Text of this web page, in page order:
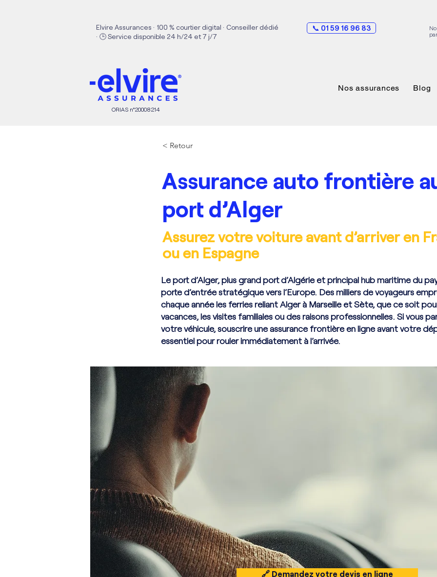
Elvire Assurances · 100 % courtier digital · Conseiller dédié
· 🕒 Service disponible 24 h/24 et 7 j/7
📞 01 59 16 96 83
Nos assurances Blog
ORIAS n°20008214
< Retour
Assurance auto frontière
port d’Alger
Assurez votre voiture avant d’arriver en
ou en Espagne
Le port d’Alger, plus grand port d’Algérie et principal hub maritime du
porte d’entrée stratégique vers l’Europe. Des milliers de voyageurs
chaque année les ferries reliant Alger à Marseille et Sète, que ce soit
vacances, les visites familiales ou des raisons professionnelles. Si vous
votre véhicule, souscrire une assurance frontière en ligne avant votre
essentiel pour rouler immédiatement à l’arrivée.
🔗 Demandez votre devis en ligne